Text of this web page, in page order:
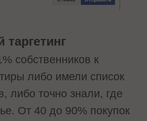
собственников к
либо имели список
либо точно знали, где
От 40 до 90% покупок